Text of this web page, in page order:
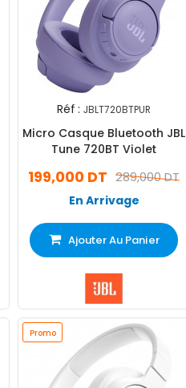
Réf : JBLT720BTPUR
Micro Casque Bluetooth JBL
Tune 720BT Violet
289,000 DT
199,000 DT
En Arrivage
Ajouter Au Panier
Promo